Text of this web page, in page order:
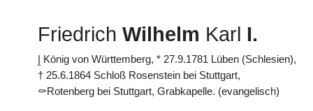
Friedrich Wilhelm Karl I.
König von Württemberg, * 27.9.1781 Lüben (Schlesien),
† 25.6.1864 Schloß Rosenstein bei Stuttgart,
⚰Rotenberg bei Stuttgart, Grabkapelle. (evangelisch)